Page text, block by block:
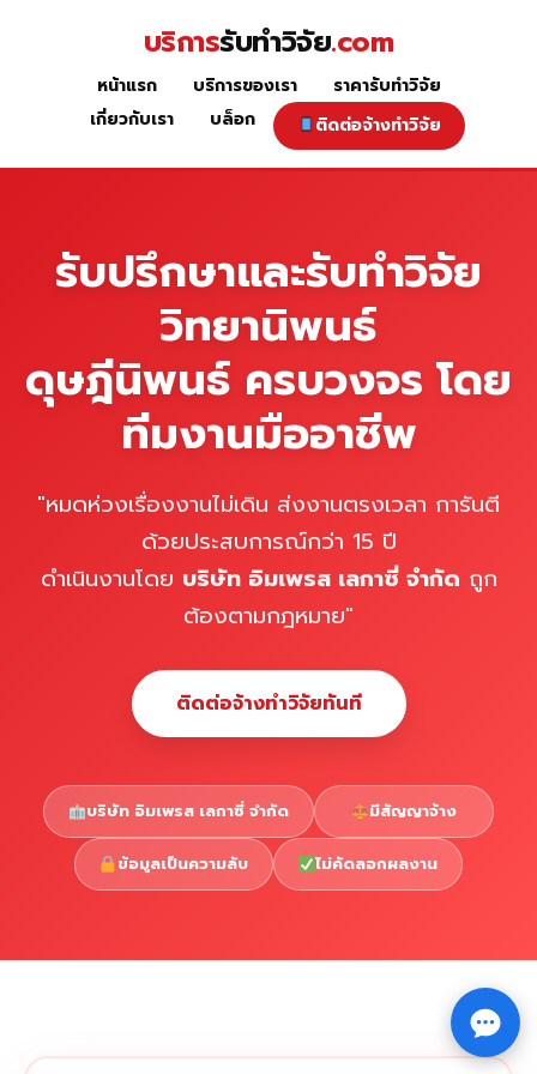
หน้าแรก
Copyright © 2026 รับทำวิจัย รับทำวิทยานิพนธ์ รับทำ⇧
บริการรับทำวิจัย.com
หน้าแรก บริการของเรา
ราคารับทำวิจัย
เกี่ยวกับเรา
บล็อก ติดต่อจ้างทำวิจัย
รับปรึกษาและรับทำวิจัย
วิทยานิพนธ์
ดุษฎีนิพนธ์ ครบวงจร โดย
ทีมงานมืออาชีพ
"หมดห่วงเรื่องงานไม่เดิน ส่งงานตรงเวลา การันตี
ด้วยประสบการณ์กว่า 15 ปี
ดำเนินงานโดย บริษัท อิมเพรส เลกาซี่ จำกัด ถูก
ต้องตามกฎหมาย"
ติดต่อจ้างทำวิจัยทันที
บริษัท อิมเพรส เลกาซี่ จำกัด มีสัญญาจ้าง
ข้อมูลเป็นความลับ ไม่คัดลอกผลงาน